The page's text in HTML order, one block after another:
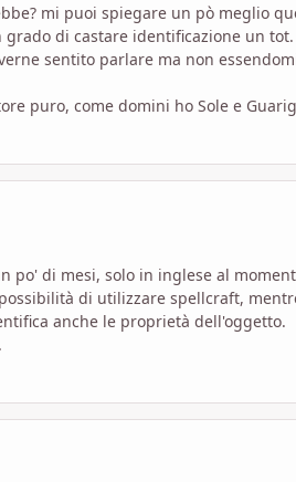
mi puoi spiegare un pò meglio
di castare identificazione un
sentito parlare ma non
puro, come domini ho Sole e
di mesi, solo in inglese al
di utilizzare spellcraft,
anche le proprietà dell'oggetto.